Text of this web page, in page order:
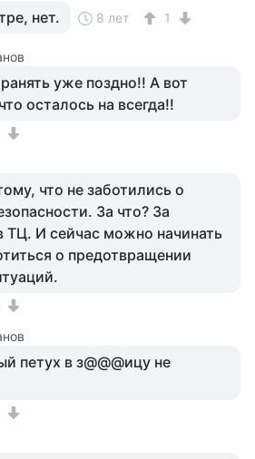
нет. 8 лет 1
уже поздно!! А вот
осталось на всегда!!
что не заботились о
За что? За
ТЦ. И сейчас можно начинать
о предотвращении
петух в з@@@ицу не